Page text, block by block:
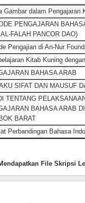
Gambar dalam
PENGAJARAN
FALAH PANCOR DAO)
Pengajian di An-Nur
Kitab Kuning
BAHASA ARAB
SIFAT DAN MAUSUF
TENTANG
BAHASA ARAB
BARAT
Perbandingan Bahasa
File Skripsi